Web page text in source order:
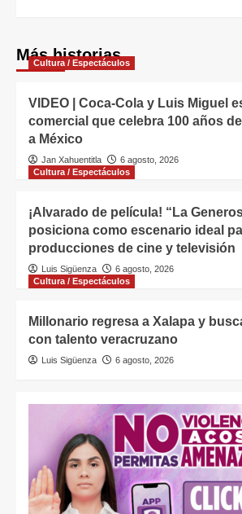
Más historias
Cultura / Espectáculos
VIDEO | Coca-Cola y Luis Miguel
comercial que celebra 100 años
a México
Jan Xahuentitla
6 agosto, 2026
Cultura / Espectáculos
¡Alvarado de película! “La
posiciona como escenario ideal
producciones de cine y televisión
Luis Sigüenza
6 agosto, 2026
Cultura / Espectáculos
Millonario regresa a Xalapa y
con talento veracruzano
Luis Sigüenza 6 agosto, 2026